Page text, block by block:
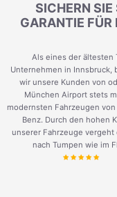
SICHERN
GARANTIE FÜR
Als eines der ältesten
Unternehmen in Innsbruck,
wir unsere Kunden von
München Airport stets
modernsten Fahrzeugen
Benz. Durch den hohen
unserer Fahrzeuge vergeht
nach Tumpen wie im